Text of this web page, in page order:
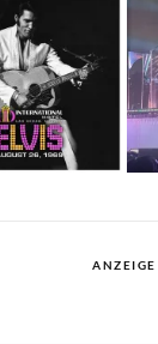
ANZEIGE